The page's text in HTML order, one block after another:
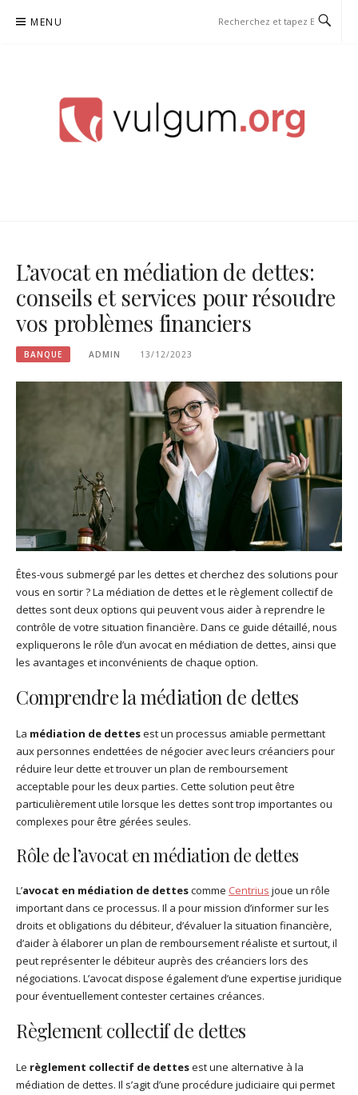
MENU
L’avocat en médiation de dettes:
conseils et services pour résoudre
vos problèmes financiers
BANQUE ADMIN 13/12/2023
Êtes-vous submergé par les dettes et cherchez des solutions pour
vous en sortir ? La médiation de dettes et le règlement collectif de
dettes sont deux options qui peuvent vous aider à reprendre le
contrôle de votre situation financière. Dans ce guide détaillé, nous
expliquerons le rôle d’un avocat en médiation de dettes, ainsi que
les avantages et inconvénients de chaque option.
Comprendre la médiation de dettes
La médiation de dettesest un processus amiable permettant
aux personnes endettées de négocier avec leurs créanciers pour
réduire leur dette et trouver un plan de remboursement
acceptable pour les deux parties. Cette solution peut être
particulièrement utile lorsque les dettes sont trop importantes ou
complexes pour être gérées seules.
Rôle de l’avocat en médiation de dettes
L’avocat en médiation de dettescomme Centrius joue un rôle
important dans ce processus. Il a pour mission d’informer sur les
droits et obligations du débiteur, d’évaluer la situation financière,
d’aider à élaborer un plan de remboursement réaliste et surtout, il
peut représenter le débiteur auprès des créanciers lors des
négociations. L’avocat dispose également d’une expertise juridique
pour éventuellement contester certaines créances.
Règlement collectif de dettes
Le règlement collectif de dettesest une alternative à la
médiation de dettes. Il s’agit d’une procédure judiciaire qui permet